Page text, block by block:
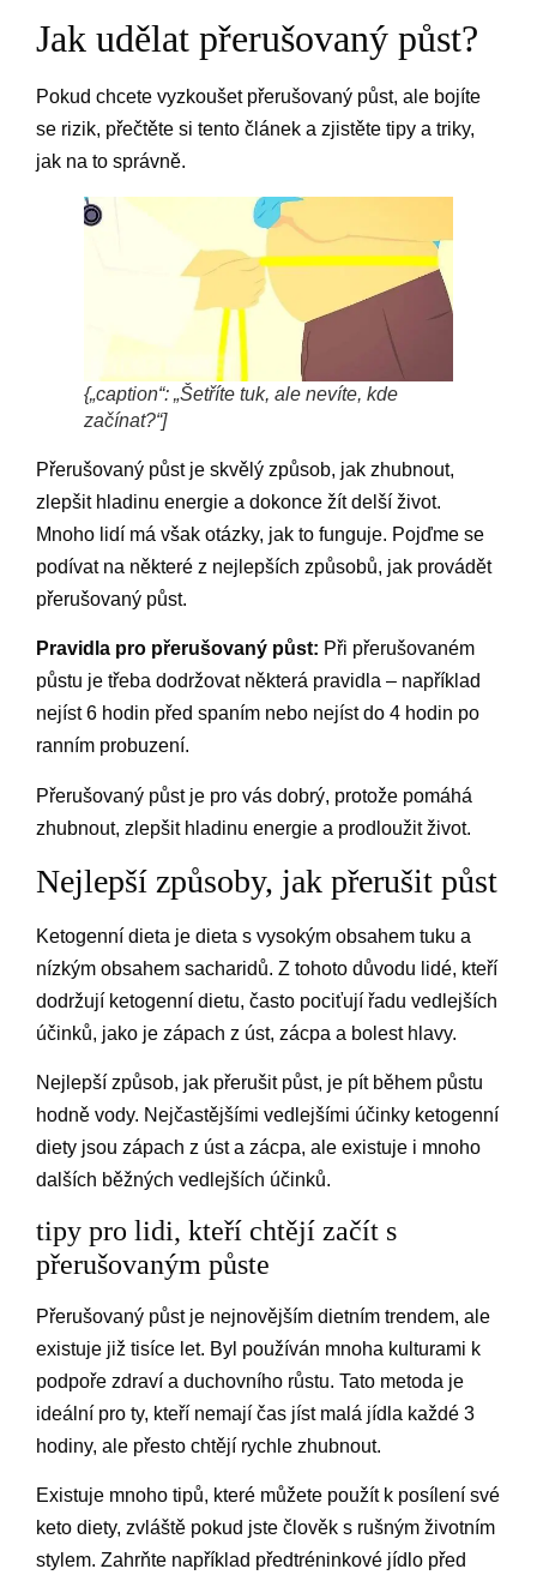
Jak udělat přerušovaný půst?
Pokud chcete vyzkoušet přerušovaný půst, ale bojíte
se rizik, přečtěte si tento článek a zjistěte tipy a triky,
jak na to správně.
{„caption“: „Šetříte tuk, ale nevíte, kde
začínat?“]
Přerušovaný půst je skvělý způsob, jak zhubnout,
zlepšit hladinu energie a dokonce žít delší život.
Mnoho lidí má však otázky, jak to funguje. Pojďme se
podívat na některé z nejlepších způsobů, jak provádět
přerušovaný půst.
Pravidla pro přerušovaný půst: Při přerušovaném
půstu je třeba dodržovat některá pravidla – například
nejíst 6 hodin před spaním nebo nejíst do 4 hodin po
ranním probuzení.
Přerušovaný půst je pro vás dobrý, protože pomáhá
zhubnout, zlepšit hladinu energie a prodloužit život.
Nejlepší způsoby, jak přerušit půst
Ketogenní dieta je dieta s vysokým obsahem tuku a
nízkým obsahem sacharidů. Z tohoto důvodu lidé, kteří
dodržují ketogenní dietu, často pociťují řadu vedlejších
účinků, jako je zápach z úst, zácpa a bolest hlavy.
Nejlepší způsob, jak přerušit půst, je pít během půstu
hodně vody. Nejčastějšími vedlejšími účinky ketogenní
diety jsou zápach z úst a zácpa, ale existuje i mnoho
dalších běžných vedlejších účinků.
tipy pro lidi, kteří chtějí začít s
přerušovaným půste
Přerušovaný půst je nejnovějším dietním trendem, ale
existuje již tisíce let. Byl používán mnoha kulturami k
podpoře zdraví a duchovního růstu. Tato metoda je
ideální pro ty, kteří nemají čas jíst malá jídla každé 3
hodiny, ale přesto chtějí rychle zhubnout.
Existuje mnoho tipů, které můžete použít k posílení své
keto diety, zvláště pokud jste člověk s rušným životním
stylem. Zahrňte například předtréninkové jídlo před